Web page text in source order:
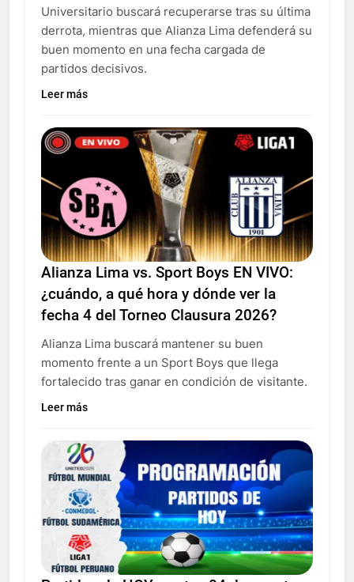
Universitario buscará recuperarse tras su última
derrota, mientras que Alianza Lima defenderá su
buen momento en una fecha cargada de
partidos decisivos.
Leer más
Alianza Lima vs. Sport Boys EN VIVO:
¿cuándo, a qué hora y dónde ver la
fecha 4 del Torneo Clausura 2026?
Alianza Lima buscará mantener su buen
momento frente a un Sport Boys que llega
fortalecido tras ganar en condición de visitante.
Leer más